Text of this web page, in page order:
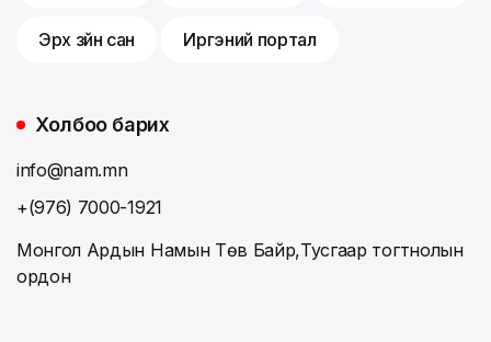
Эрх зүйн сан Иргэний портал
Холбоо барих
info@nam.mn
+(976) 7000-1921
Монгол Ардын Намын Төв Байр,Тусгаар тогтнолын
ордон